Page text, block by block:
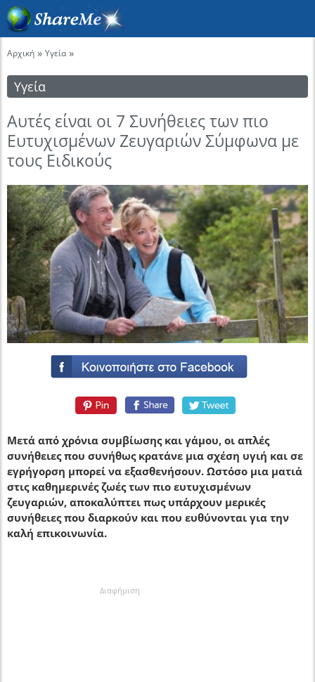
Αρχική » Υγεία »
Υγεία
Αυτές είναι οι 7 Συνήθειες των πιο
Ευτυχισμένων Ζευγαριών Σύμφωνα με
τους Ειδικούς
Μετά από χρόνια συμβίωσης και γάμου, οι απλές
συνήθειες που συνήθως κρατάνε μια σχέση υγιή και σε
εγρήγορση μπορεί να εξασθενήσουν. Ωστόσο μια ματιά
στις καθημερινές ζωές των πιο ευτυχισμένων
ζευγαριών, αποκαλύπτει πως υπάρχουν μερικές
συνήθειες που διαρκούν και που ευθύνονται για την
καλή επικοινωνία.
Διαφήμιση